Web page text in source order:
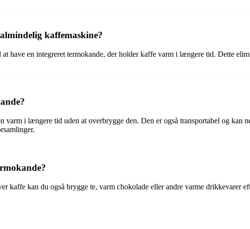
kaffemaskine?
have en integreret termokande, der holder kaffe varm i længere tid. Dette
i længere tid uden at overbrygge den. Den er også transportabel og kan
kaffe kan du også brygge te, varm chokolade eller andre varme drikkevarer